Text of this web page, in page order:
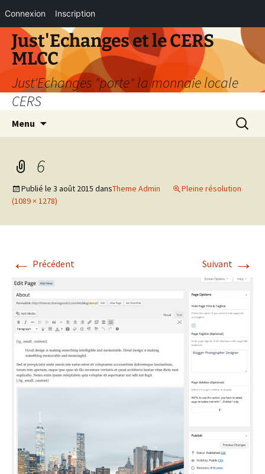
Connexion Inscription
Aller
contenu
Just'Echanges et le CERS
MLCC
Just'Echanges "porte" la monnaie locale
CERS
Menu
6
Publié le 3 août 2015 dansTheme Admin
Pleine résolution
(1089 × 1278)
← Précédent Suivant →